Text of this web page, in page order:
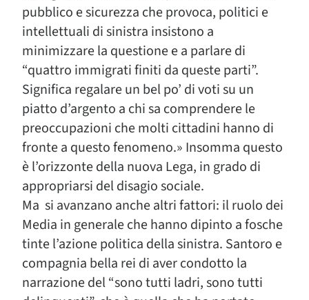
pubblico e sicurezza che provoca, politici e
intellettuali di sinistra insistono a
minimizzare la questione e a parlare di
“quattro immigrati finiti da queste parti”.
Significa regalare un bel po’ di voti su un
piatto d’argento a chi sa comprendere le
preoccupazioni che molti cittadini hanno di
fronte a questo fenomeno.» Insomma questo
è l’orizzonte della nuova Lega, in grado di
appropriarsi del disagio sociale.
Ma si avanzano anche altri fattori: il ruolo dei
Media in generale che hanno dipinto a fosche
tinte l’azione politica della sinistra. Santoro e
compagnia bella rei di aver condotto la
narrazione del “sono tutti ladri, sono tutti